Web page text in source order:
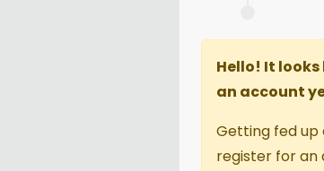
Hello! It
an account
Getting fed up
register for an